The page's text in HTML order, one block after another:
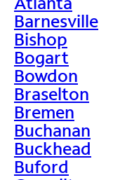
Barnesville
Bishop
Bogart
Bowdon
Braselton
Bremen
Buchanan
Buckhead
Buford